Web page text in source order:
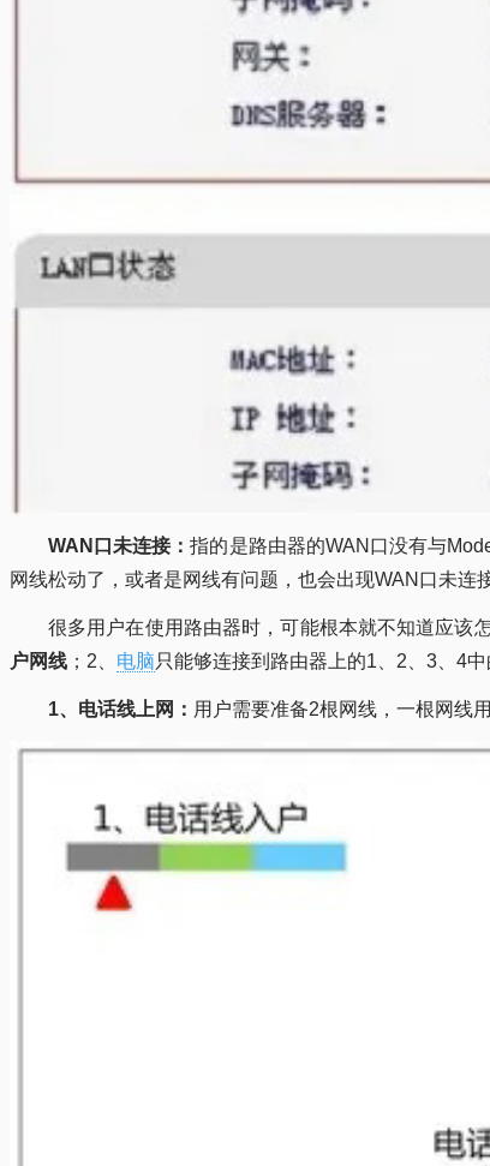
WAN口未连接：指的是路由器的WAN口没有与
网线松动了，或者是网线有问题，也会出现WAN口未连
很多用户在使用路由器时，可能根本就不知道应该
户网线 ；2、 电脑 只能够连接到路由器上的1、2、3、4中
1、电话线上网： 用户需要准备2根网线，一根网线